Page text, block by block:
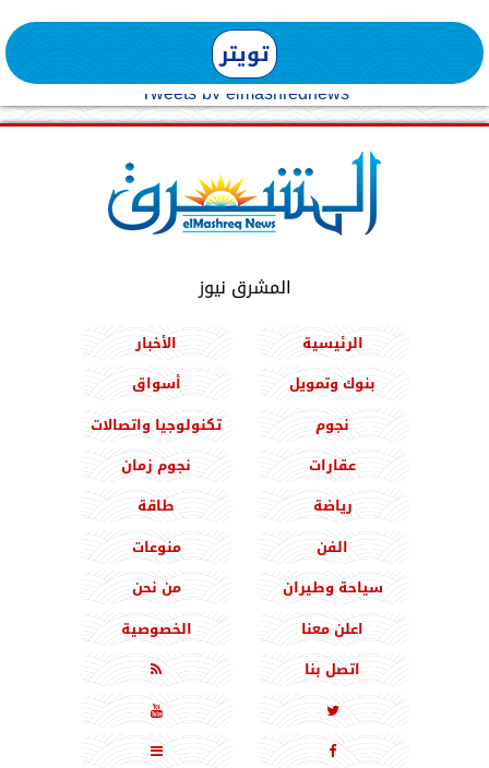
تويتر
Tweets by elmashreqnews
المشرق نيوز
الرئيسية
الأخبار
بنوك وتمويل
أسواق
نجوم
تكنولوجيا واتصالات
عقارات
نجوم زمان
رياضة
طاقة
الفن
منوعات
سياحة وطيران
من نحن
اعلن معنا
الخصوصية
اتصل بنا




